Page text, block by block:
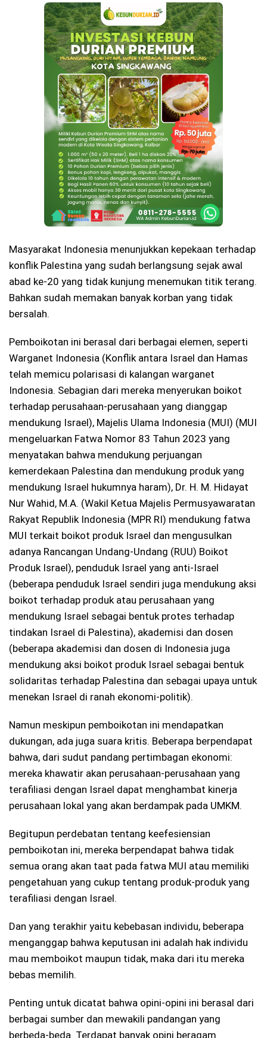
Masyarakat Indonesia menunjukkan kepekaan terhadap
konflik Palestina yang sudah berlangsung sejak awal
abad ke-20 yang tidak kunjung menemukan titik terang.
Bahkan sudah memakan banyak korban yang tidak
bersalah.
Pemboikotan ini berasal dari berbagai elemen, seperti
Warganet Indonesia (Konflik antara Israel dan Hamas
telah memicu polarisasi di kalangan warganet
Indonesia. Sebagian dari mereka menyerukan boikot
terhadap perusahaan-perusahaan yang dianggap
mendukung Israel), Majelis Ulama Indonesia (MUI) (MUI
mengeluarkan Fatwa Nomor 83 Tahun 2023 yang
menyatakan bahwa mendukung perjuangan
kemerdekaan Palestina dan mendukung produk yang
mendukung Israel hukumnya haram), Dr. H. M. Hidayat
Nur Wahid, M.A. (Wakil Ketua Majelis Permusyawaratan
Rakyat Republik Indonesia (MPR RI) mendukung fatwa
MUI terkait boikot produk Israel dan mengusulkan
adanya Rancangan Undang-Undang (RUU) Boikot
Produk Israel), penduduk Israel yang anti-Israel
(beberapa penduduk Israel sendiri juga mendukung aksi
boikot terhadap produk atau perusahaan yang
mendukung Israel sebagai bentuk protes terhadap
tindakan Israel di Palestina), akademisi dan dosen
(beberapa akademisi dan dosen di Indonesia juga
mendukung aksi boikot produk Israel sebagai bentuk
solidaritas terhadap Palestina dan sebagai upaya untuk
menekan Israel di ranah ekonomi-politik).
Namun meskipun pemboikotan ini mendapatkan
dukungan, ada juga suara kritis. Beberapa berpendapat
bahwa, dari sudut pandang pertimbagan ekonomi:
mereka khawatir akan perusahaan-perusahaan yang
terafiliasi dengan Israel dapat menghambat kinerja
perusahaan lokal yang akan berdampak pada UMKM.
Begitupun perdebatan tentang keefesiensian
pemboikotan ini, mereka berpendapat bahwa tidak
semua orang akan taat pada fatwa MUI atau memiliki
pengetahuan yang cukup tentang produk-produk yang
terafiliasi dengan Israel.
Dan yang terakhir yaitu kebebasan individu, beberapa
menganggap bahwa keputusan ini adalah hak individu
mau memboikot maupun tidak, maka dari itu mereka
bebas memilih.
Penting untuk dicatat bahwa opini-opini ini berasal dari
berbagai sumber dan mewakili pandangan yang
berbeda-beda. Terdapat banyak opini beragam